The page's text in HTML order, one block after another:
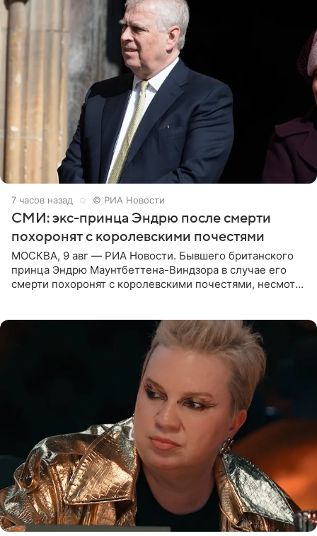
7 часов назад © РИА Новости
СМИ: экс-принца Эндрю после смерти
похоронят с королевскими почестями
МОСКВА, 9 авг — РИА Новости. Бывшего британского
принца Эндрю Маунтбеттена-Виндзора в случае его
смерти похоронят с королевскими почестями, несмотря